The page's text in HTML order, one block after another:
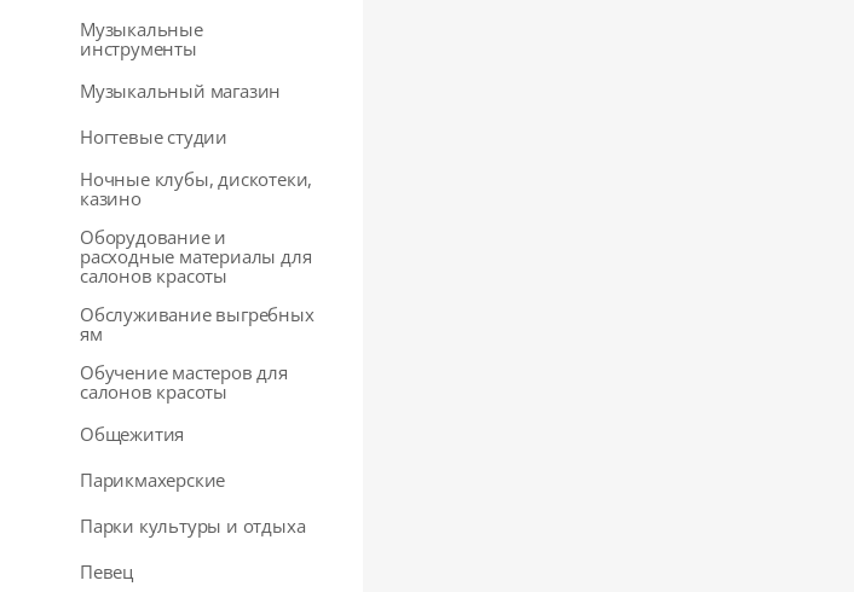
Музыкальные
инструменты
Музыкальный магазин
Ногтевые студии
Ночные клубы, дискотеки,
казино
Оборудование и
расходные материалы для
салонов красоты
Обслуживание выгребных
ям
Обучение мастеров для
салонов красоты
Общежития
Парикмахерские
Парки культуры и отдыха
Певец